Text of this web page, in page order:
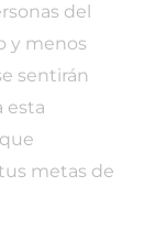
del
y menos
sentirán
esta
metas de